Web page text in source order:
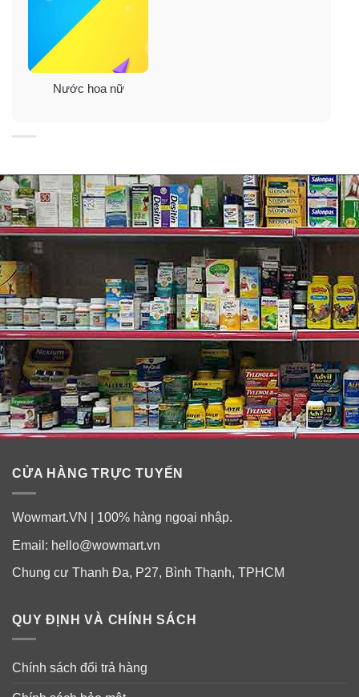
Nước hoa nữ
CỬA HÀNG TRỰC TUYẾN
Wowmart.VN | 100% hàng ngoại nhập.
Email: hello@wowmart.vn
Chung cư Thanh Đa, P27, Bình Thạnh, TPHCM
QUY ĐỊNH VÀ CHÍNH SÁCH
Chính sách đổi trả hàng